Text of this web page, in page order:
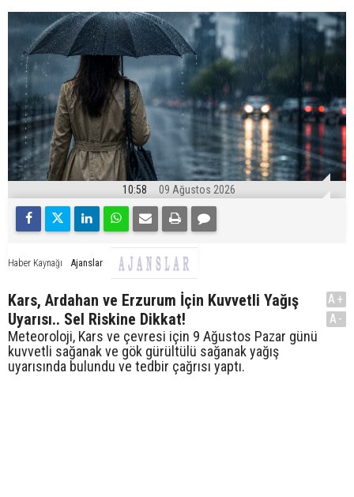
10:58 09 Ağustos 2026
Haber Kaynağı Ajanslar
Kars, Ardahan ve Erzurum İçin Kuvvetli Yağış
Uyarısı.. Sel Riskine Dikkat!
Meteoroloji, Kars ve çevresi için 9 Ağustos Pazar günü
kuvvetli sağanak ve gök gürültülü sağanak yağış
uyarısında bulundu ve tedbir çağrısı yaptı.
A+
A-